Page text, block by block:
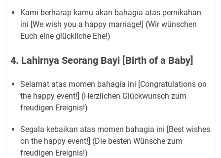
Kami berharap kamu akan bahagia atas pernikahan
ini [We wish you a happy marriage!] (Wir wünschen
Euch eine glückliche Ehe!)
4. Lahirnya Seorang Bayi [Birth of a Baby]
Selamat atas momen bahagia ini [Congratulations on
the happy event!] (Herzlichen Glückwunsch zum
freudigen Ereignis!)
Segala kebaikan atas momen bahagia ini [Best wishes
on the happy event!] (Die besten Wünsche zum
freudigen Ereignis!)